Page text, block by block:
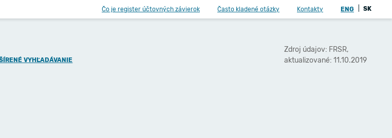
Čo je register účtovných závierok Často kladené otázky Kontakty ENG SK
VYHĽADÁVANIE
Zdroj údajov: FRSR,
aktualizované: 11.10.2019